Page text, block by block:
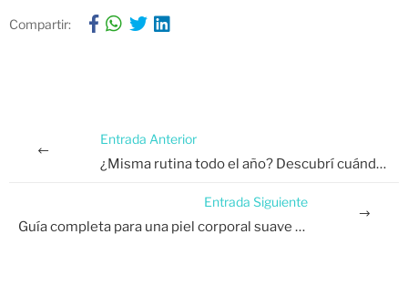
Compartir:
Entrada Anterior
¿Misma rutina todo el año? Descubrí cuándo y cómo cambiar tus productos de cuidado de la piel
Entrada Siguiente
Guía completa para una piel corporal suave y saludable: Tips y productos recomendados